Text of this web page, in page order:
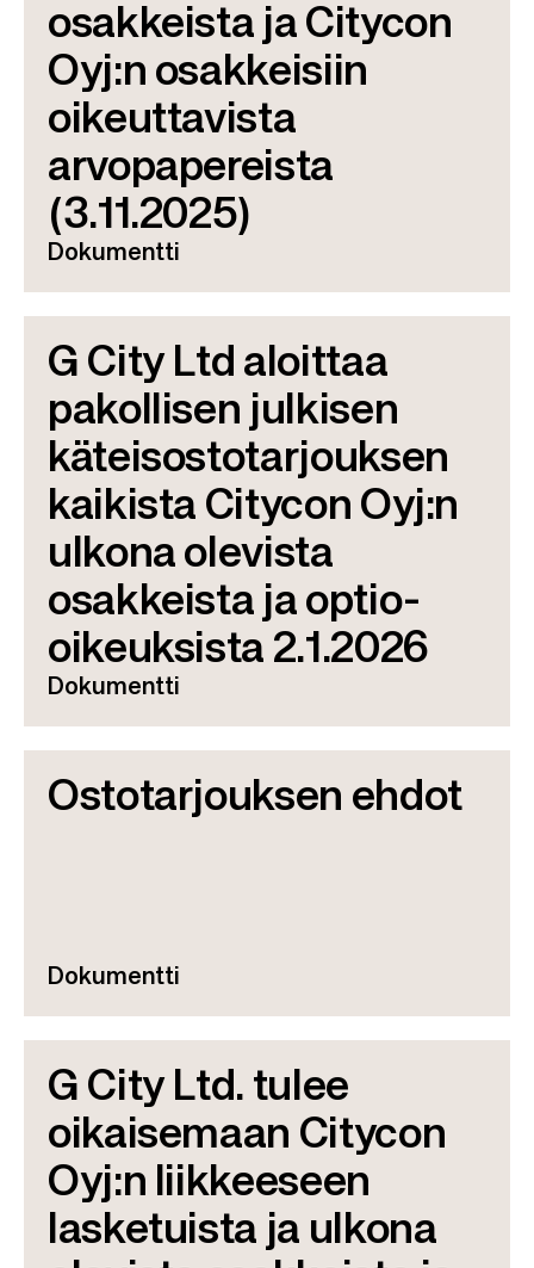
osakkeista ja Citycon
Oyj:n osakkeisiin
oikeuttavista
arvopapereista
(3.11.2025)
Dokumentti
G City Ltd aloittaa
pakollisen julkisen
käteisostotarjouksen
kaikista Citycon Oyj:n
ulkona olevista
osakkeista ja optio-
oikeuksista 2.1.2026
Dokumentti
Ostotarjouksen ehdot
Dokumentti
G City Ltd. tulee
oikaisemaan Citycon
Oyj:n liikkeeseen
lasketuista ja ulkona